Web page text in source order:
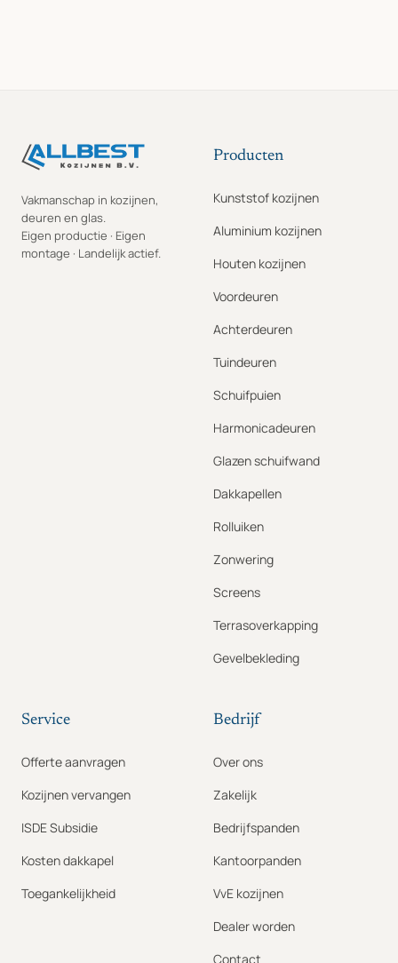
Vakmanschap in kozijnen,
deuren en glas.
Eigen productie · Eigen
montage · Landelijk actief.
Producten
Kunststof kozijnen
Aluminium kozijnen
Houten kozijnen
Voordeuren
Achterdeuren
Tuindeuren
Schuifpuien
Harmonicadeuren
Glazen schuifwand
Dakkapellen
Rolluiken
Zonwering
Screens
Terrasoverkapping
Gevelbekleding
Service
Offerte aanvragen
Kozijnen vervangen
ISDE Subsidie
Kosten dakkapel
Toegankelijkheid
Bedrijf
Over ons
Zakelijk
Bedrijfspanden
Kantoorpanden
VvE kozijnen
Dealer worden
Contact